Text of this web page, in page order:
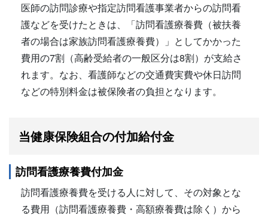
医師の訪問診療や指定訪問看護事業者からの訪問看
護などを受けたときは、「訪問看護療養費（被扶養
者の場合は家族訪問看護療養費）」としてかかった
費用の7割（高齢受給者の一般区分は8割）が支給さ
れます。なお、看護師などの交通費実費や休日訪問
などの特別料金は被保険者の負担となります。
当健康保険組合の付加給付金
訪問看護療養費付加金
訪問看護療養費を受ける人に対して、その対象とな
る費用（訪問看護療養費・高額療養費は除く）から